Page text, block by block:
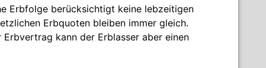
Erbfolge berücksichtigt keine lebzeitigen
Erbquoten bleiben immer gleich.
kann der Erblasser aber einen